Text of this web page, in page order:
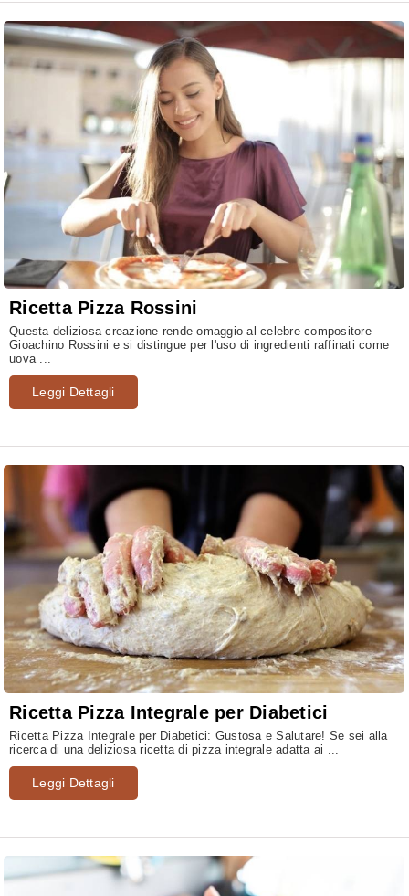
Ricetta Pizza Rossini
Questa deliziosa creazione rende omaggio al celebre compositore
Gioachino Rossini e si distingue per l'uso di ingredienti raffinati come
uova ...
Leggi Dettagli
Ricetta Pizza Integrale per Diabetici
Ricetta Pizza Integrale per Diabetici: Gustosa e Salutare! Se sei alla
ricerca di una deliziosa ricetta di pizza integrale adatta ai ...
Leggi Dettagli